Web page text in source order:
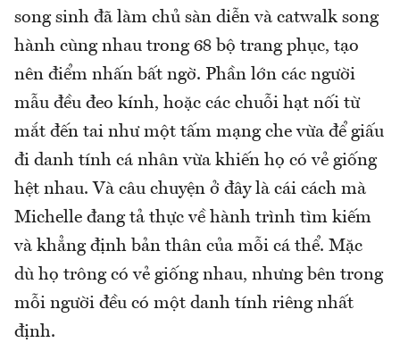
song sinh đã làm chủ sàn diễn và catwalk song
hành cùng nhau trong 68 bộ trang phục, tạo
nên điểm nhấn bất ngờ. Phần lớn các người
mẫu đều đeo kính, hoặc các chuỗi hạt nối từ
mắt đến tai như một tấm mạng che vừa để giấu
đi danh tính cá nhân vừa khiến họ có vẻ giống
hệt nhau. Và câu chuyện ở đây là cái cách mà
Michelle đang tả thực về hành trình tìm kiếm
và khẳng định bản thân của mỗi cá thể. Mặc
dù họ trông có vẻ giống nhau, nhưng bên trong
mỗi người đều có một danh tính riêng nhất
định.